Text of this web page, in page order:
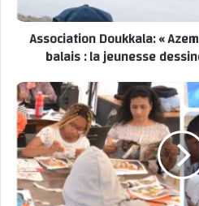
devient le rendez-vous
transforment chaque geste local
la durabilité !
C’est une vague verte qui
s’arrêter !
Mohamed LOKHNATI
Association Doukkala: «
balais : la jeunesse